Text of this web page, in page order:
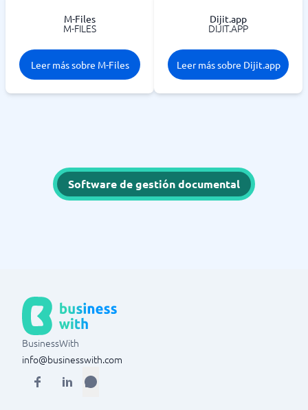
M-Files
M-FILES
Leer más sobre M-Files
Dijit.app
DIJIT.APP
Leer más sobre Dijit.app
Software de gestión documental
BusinessWith
info@businesswith.com